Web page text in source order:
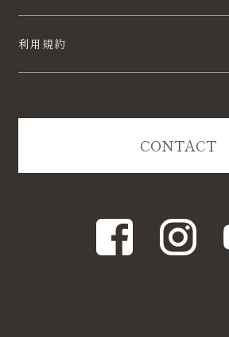
利用規約
CONTACT